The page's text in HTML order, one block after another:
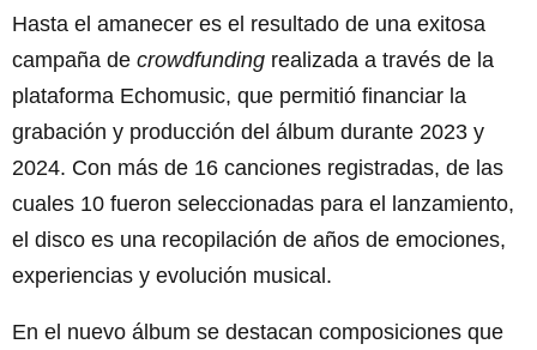
Hasta el amanecer es el resultado de una exitosa
campaña de crowdfunding realizada a través de la
plataforma Echomusic, que permitió financiar la
grabación y producción del álbum durante 2023 y
2024. Con más de 16 canciones registradas, de las
cuales 10 fueron seleccionadas para el lanzamiento,
el disco es una recopilación de años de emociones,
experiencias y evolución musical.
En el nuevo álbum se destacan composiciones que